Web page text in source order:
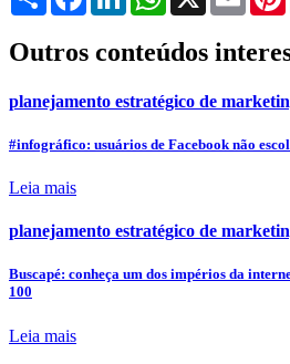
Outros conteúdos
planejamento estratégico de
#infográfico: usuários de Facebook não
Leia mais
planejamento estratégico de
Buscapé: conheça um dos impérios da
100
Leia mais